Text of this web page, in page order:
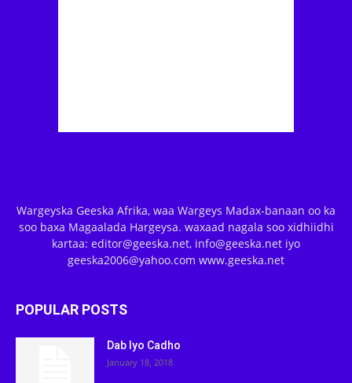
Wargeyska Geeska Afrika, waa Wargeys Madax-banaan oo ka
soo baxa Magaalada Hargeysa. waxaad nagala soo xidhiidhi
kartaa: editor@geeska.net, info@geeska.net iyo
geeska2006@yahoo.com www.geeska.net
POPULAR POSTS
Dab Iyo Cadho
January 18, 2018